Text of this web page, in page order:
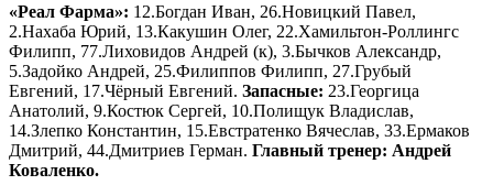
«Реал Фарма»: 12.Богдан Иван, 26.Новицкий Павел,
2.Нахаба Юрий, 13.Какушин Олег, 22.Хамильтон-Роллингс
Филипп, 77.Лиховидов Андрей (к), 3.Бычков Александр,
5.Задойко Андрей, 25.Филиппов Филипп, 27.Грубый
Евгений, 17.Чёрный Евгений. Запасные: 23.Георгица
Анатолий, 9.Костюк Сергей, 10.Полищук Владислав,
14.Злепко Константин, 15.Евстратенко Вячеслав, 33.Ермаков
Дмитрий, 44.Дмитриев Герман. Главный тренер: Андрей
Коваленко.